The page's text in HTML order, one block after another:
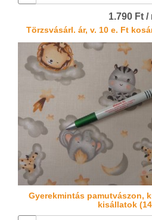
1.790 Ft /
Törzsvásárl. ár, v. 10 e. Ft
Gyerekmintás pamutvászon,
kisállatok